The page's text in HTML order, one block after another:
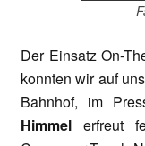
Der Einsatz On-
konnten wir auf
Bahnhof, im
Himmel erfreut